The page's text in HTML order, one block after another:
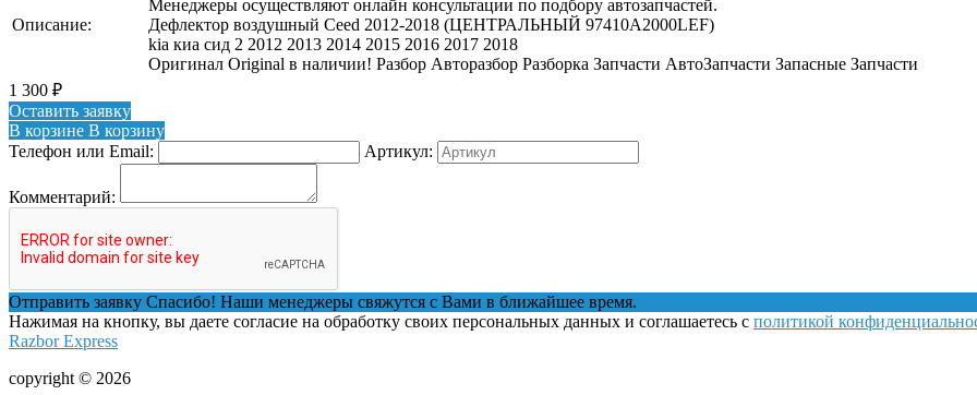
Описание:
Менеджеры осуществляют онлайн консультации по подбору автозапчастей.
Дефлектор воздушный Ceed 2012-2018 (ЦЕНТРАЛЬНЫЙ 97410A2000LEF)
kia киа сид 2 2012 2013 2014 2015 2016 2017 2018
Оригинал Original в наличии! Разбор Авторазбор Разборка Запчасти АвтоЗапчасти Запасные Запчасти
1 300 ₽
Оставить заявку
В корзине В корзину
Телефон или Email:
Артикул:
Комментарий:
Отправить заявку Спасибо! Наши менеджеры свяжутся с Вами в ближайшее время.
Нажимая на кнопку, вы даете согласие на обработку своих персональных данных и соглашаетесь с политикой
Razbor Express
copyright © 2026